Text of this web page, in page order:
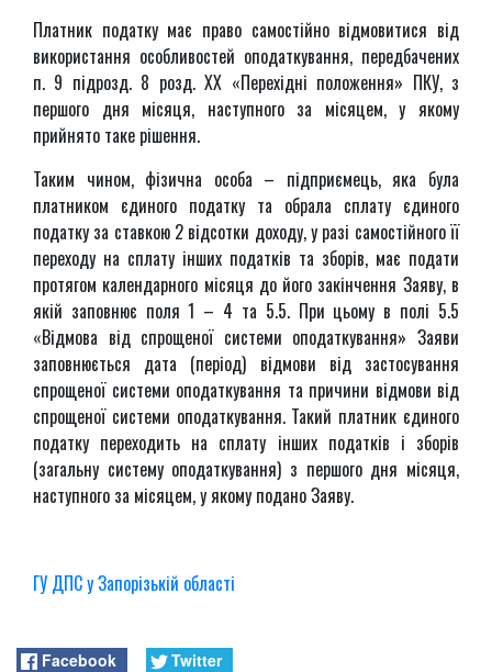
Платник податку має право самостійно відмовитися від
використання особливостей оподаткування, передбачених
п. 9 підрозд. 8 розд. ХХ «Перехідні положення» ПКУ, з
першого дня місяця, наступного за місяцем, у якому
прийнято таке рішення.
Таким чином, фізична особа – підприємець, яка була
платником єдиного податку та обрала сплату єдиного
податку за ставкою 2 відсотки доходу, у разі самостійного її
переходу на сплату інших податків та зборів, має подати
протягом календарного місяця до його закінчення Заяву, в
якій заповнює поля 1 – 4 та 5.5. При цьому в полі 5.5
«Відмова від спрощеної системи оподаткування» Заяви
заповнюється дата (період) відмови від застосування
спрощеної системи оподаткування та причини відмови від
спрощеної системи оподаткування. Такий платник єдиного
податку переходить на сплату інших податків і зборів
(загальну систему оподаткування) з першого дня місяця,
наступного за місяцем, у якому подано Заяву.
ГУ ДПС у Запорізькій області
Facebook Twitter